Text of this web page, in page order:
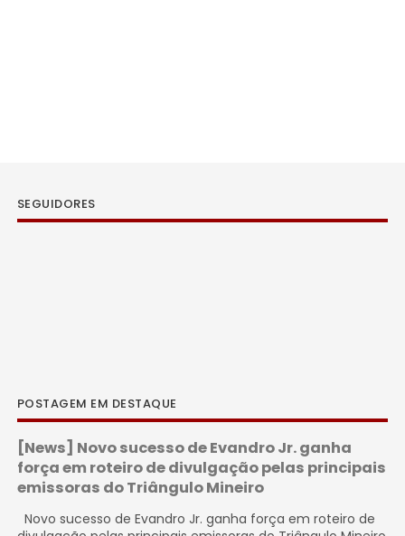
SEGUIDORES
POSTAGEM EM DESTAQUE
[News] Novo sucesso de Evandro Jr. ganha
força em roteiro de divulgação pelas principais
emissoras do Triângulo Mineiro
Novo sucesso de Evandro Jr. ganha força em roteiro de